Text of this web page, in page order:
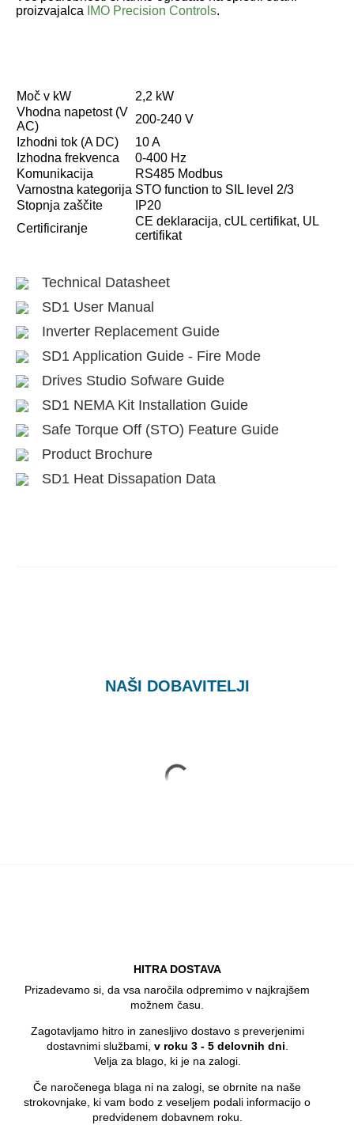
proizvajalca
IMO Precision Controls.
Moč v kW
2,2 kW
Vhodna napetost (V
AC)
200-240 V
Izhodni tok (A DC)
10 A
Izhodna frekvenca
0-400 Hz
Komunikacija
RS485 Modbus
Varnostna kategorija STO function to SIL level 2/3
Stopnja zaščite
IP20
Certificiranje
CE deklaracija, cUL certifikat, UL
certifikat
Technical Datasheet
SD1 User Manual
Inverter Replacement Guide
SD1 Application Guide - Fire Mode
Drives Studio Sofware Guide
SD1 NEMA Kit Installation Guide
Safe Torque Off (STO) Feature Guide
Product Brochure
SD1 Heat Dissapation Data
NAŠI DOBAVITELJI
HITRA DOSTAVA
Prizadevamo si, da vsa naročila odpremimo v najkrajšem
možnem času.
Zagotavljamo hitro in zanesljivo dostavo s preverjenimi
dostavnimi službami, v roku 3 - 5 delovnih dni.
Velja za blago, ki je na zalogi.
Če naročenega blaga ni na zalogi, se obrnite na naše
strokovnjake, ki vam bodo z veseljem podali informacijo o
predvidenem dobavnem roku.